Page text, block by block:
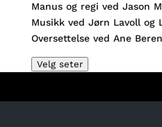
Manus og regi ved Jason
Musikk ved Jørn Lavoll og
Oversettelse ved Ane
Velg seter